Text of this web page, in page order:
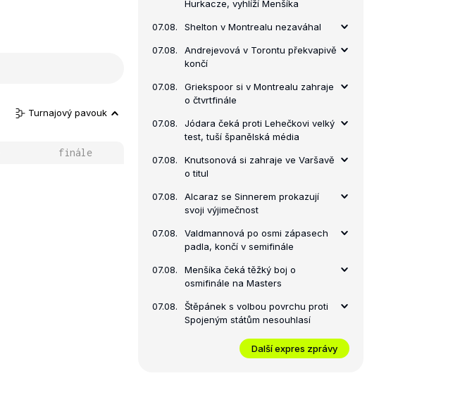
Turnajový pavouk
finále
Hurkacze, vyhlíží Menšíka
07.08. Shelton v Montrealu nezaváhal
07.08.
Andrejevová v Torontu překvapivě
končí
07.08.
Griekspoor si v Montrealu zahraje
o čtvrtfinále
07.08.
Jódara čeká proti Lehečkovi velký
test, tuší španělská média
07.08.
Knutsonová si zahraje ve Varšavě
o titul
07.08.
Alcaraz se Sinnerem prokazují
svoji výjimečnost
07.08.
Valdmannová po osmi zápasech
padla, končí v semifinále
07.08.
Menšíka čeká těžký boj o
osmifinále na Masters
07.08.
Štěpánek s volbou povrchu proti
Spojeným státům nesouhlasí
Další expres zprávy